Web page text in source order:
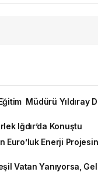
Müdürü Yıldıray
Iğdır’da Konuştu
Euro’luk Enerji
Vatan Yanıyorsa,